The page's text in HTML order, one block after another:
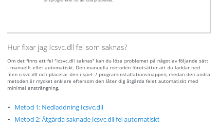
Hur fixar jag Icsvc.dll fel som saknas?
Om det finns ett fel "icsvc.dll saknas" kan du lösa problemet på något av följande sätt
- manuellt eller automatiskt. Den manuella metoden förutsätter att du laddar ned
filen icsvc.dll och placerar den i spel- / programinstallationsmappen, medan den andra
metoden är mycket enklare eftersom den låter dig åtgärda felet automatiskt med
minimal ansträngning.
Metod 1: Nedladdning Icsvc.dll
Metod 2: Åtgärda saknade Icsvc.dll fel automatiskt